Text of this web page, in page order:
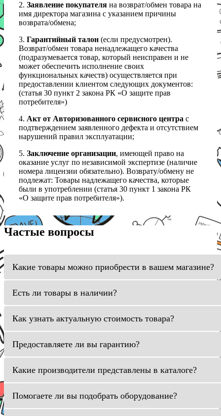
2. Заявление покупателя на возврат/обмен товара на
имя директора магазина с указанием причины
возврата/обмена;
3. Гарантийный талон (если предусмотрен).
Возврат/обмен товара ненадлежащего качества
(подразумевается товар, который неисправен и не
может обеспечить исполнение своих
функциональных качеств) осуществляется при
предоставлении клиентом следующих документов:
(статья 30 пункт 2 закона РК «О защите прав
потребителя»)
4. Акт от Авторизованного сервисного центра с
подтверждением заявленного дефекта и отсутствием
нарушений правил эксплуатации;
5. Заключение организации, имеющей право на
оказание услуг по независимой экспертизе (наличие
номера лицензии обязательно). Возврату/обмену не
подлежат: Товары надлежащего качества, которые
были в употреблении (статья 30 пункт 1 закона РК
«О защите прав потребителя»).
Частые вопросы
Какие товары можно приобрести в вашем магазине?
Есть ли товары в наличии?
Как узнать актуальную стоимость товара?
Предоставляете ли вы гарантию?
Какие производители представлены в каталоге?
Помогаете ли вы подобрать оборудование?